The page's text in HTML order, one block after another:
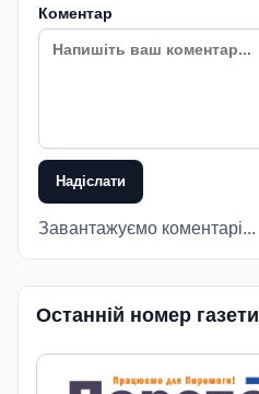
Коментар
Надіслати
Завантажуємо коментарі...
Останній номер газети